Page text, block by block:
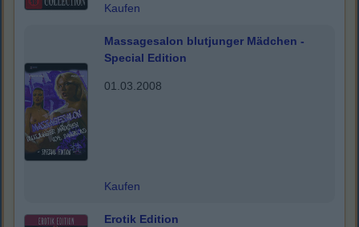
Kaufen
Massagesalon blutjunger Mädchen -
Special Edition
01.03.2008
Kaufen
Erotik Edition